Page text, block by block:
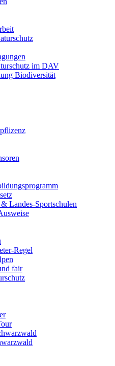
im DAV
Biodiversität
Landes-Sportschulen
Regel
fair